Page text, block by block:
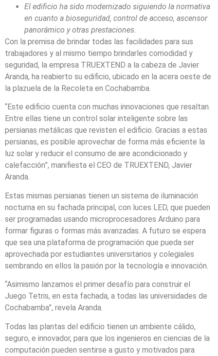
El edificio ha sido modernizado siguiendo la normativa
en cuanto a bioseguridad, control de acceso, ascensor
panorámico y otras prestaciones.
Con la premisa de brindar todas las facilidades para sus
trabajadores y al mismo tiempo brindarles comodidad y
seguridad, la empresa TRUEXTEND a la cabeza de Javier
Aranda, ha reabierto su edificio, ubicado en la acera oeste de
la plazuela de la Recoleta en Cochabamba.
“Este edificio cuenta con muchas innovaciones que resaltan.
Entre ellas tiene un control solar inteligente sobre las
persianas metálicas que revisten el edificio. Gracias a estas
persianas, es posible aprovechar de forma más eficiente la
luz solar y reducir el consumo de aire acondicionado y
calefacción”, manifiesta el CEO de TRUEXTEND, Javier
Aranda.
Estas mismas persianas tienen un sistema de iluminación
nocturna en su fachada principal, con luces LED, que pueden
ser programadas usando microprocesadores Arduino para
formar figuras o formas más avanzadas. A futuro se espera
que sea una plataforma de programación que pueda ser
aprovechada por estudiantes universitarios y colegiales
sembrando en ellos la pasión por la tecnología e innovación.
“Asimismo lanzamos el primer desafío para construir el
Juego Tetris, en esta fachada, a todas las universidades de
Cochabamba”, revela Aranda.
Todas las plantas del edificio tienen un ambiente cálido,
seguro, e innovador, para que los ingenieros en ciencias de la
computación pueden sentirse a gusto y motivados para